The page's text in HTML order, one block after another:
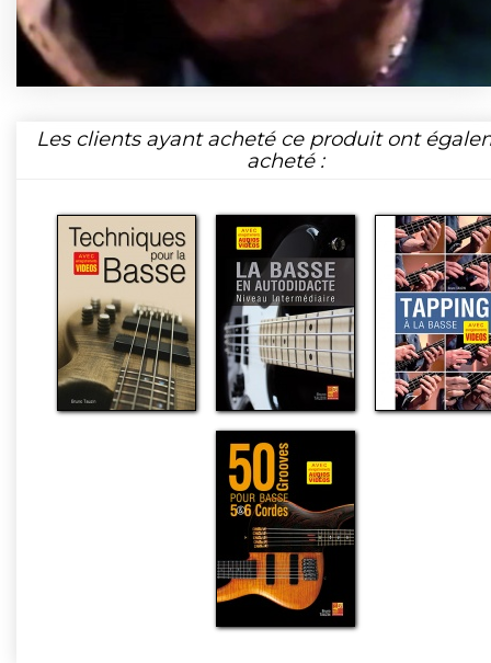
Les clients ayant acheté ce produit ont
acheté :